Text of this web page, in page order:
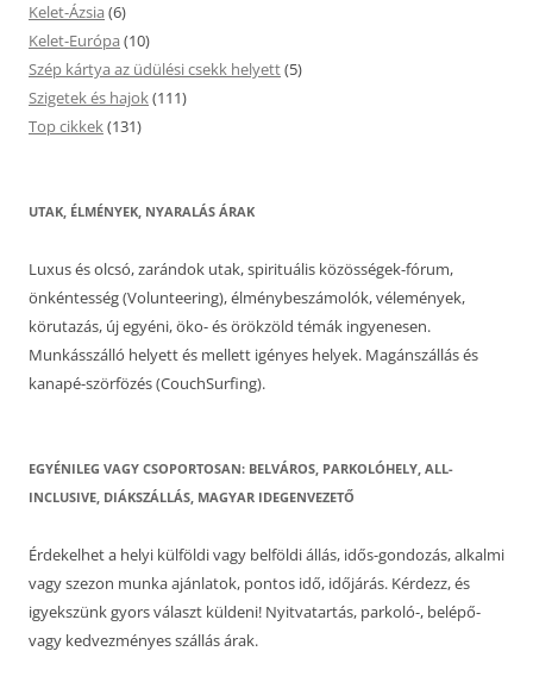
Kelet-Ázsia (6)
Kelet-Európa (10)
Szép kártya az üdülési csekk helyett(5)
Szigetek és hajok(111)
Top cikkek(131)
UTAK, ÉLMÉNYEK, NYARALÁS ÁRAK
Luxus és olcsó, zarándok utak, spirituális közösségek-fórum,
önkéntesség (Volunteering), élménybeszámolók, vélemények,
körutazás, új egyéni, öko- és örökzöld témák ingyenesen.
Munkásszálló helyett és mellett igényes helyek. Magánszállás és
kanapé-szörfözés (CouchSurfing).
EGYÉNILEG VAGY CSOPORTOSAN: BELVÁROS, PARKOLÓHELY, ALL-
INCLUSIVE, DIÁKSZÁLLÁS, MAGYAR IDEGENVEZETŐ
Érdekelhet a helyi külföldi vagy belföldi állás, idős-gondozás, alkalmi
vagy szezon munka ajánlatok, pontos idő, időjárás. Kérdezz, és
igyekszünk gyors választ küldeni! Nyitvatartás, parkoló-, belépő-
vagy kedvezményes szállás árak.